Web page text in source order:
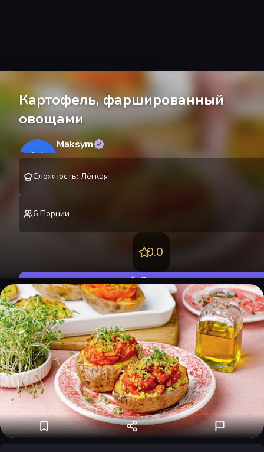
Картофель, фаршированный
овощами
M
Maksym
Сложность: Лёгкая
6 Порции
0.0
Оценить